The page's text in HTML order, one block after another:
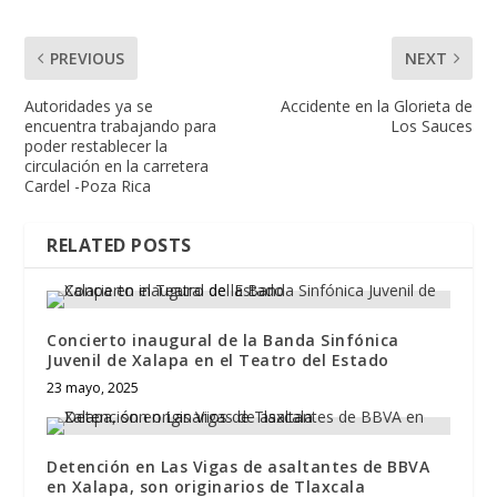
PREVIOUS
Autoridades ya se
encuentra trabajando para
poder restablecer la
circulación en la carretera
Cardel -Poza Rica
NEXT
Accidente en la Glorieta de
Los Sauces
RELATED POSTS
Concierto inaugural de la Banda Sinfónica
Juvenil de Xalapa en el Teatro del Estado
23 mayo, 2025
Detención en Las Vigas de asaltantes de BBVA
en Xalapa, son originarios de Tlaxcala